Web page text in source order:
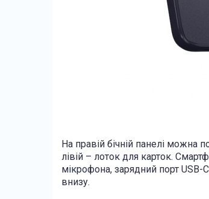
На правій бічній панелі можна
лівій – лоток для карток.
мікрофона, зарядний порт
внизу.